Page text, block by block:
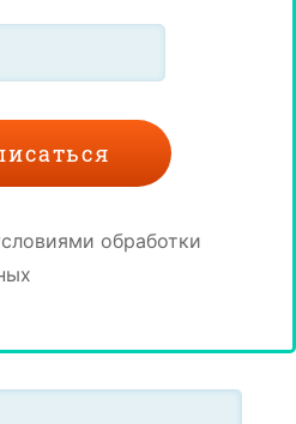
обработки